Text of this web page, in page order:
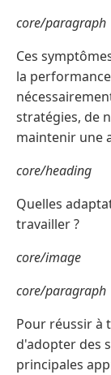
core/paragraph
Ces
la
stratégies, de
maintenir une
core/heading
Quelles
travailler ?
core/image
core/paragraph
Pour réussir à
d'adopter des
principales